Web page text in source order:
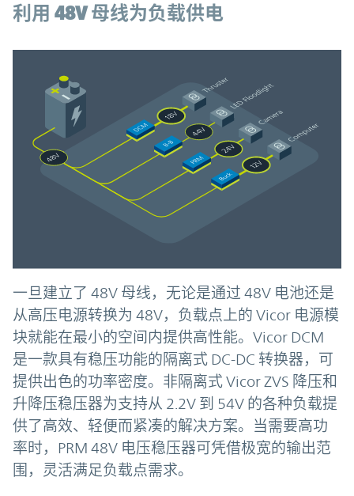
利用 48V 母线为负载供电
一旦建立了 48V 母线，无论是通过 48V 电池还是
从高压电源转换为 48V，负载点上的 Vicor 电源模
块就能在最小的空间内提供高性能。Vicor DCM
是一款具有稳压功能的隔离式 DC-DC 转换器，可
提供出色的功率密度。非隔离式 Vicor ZVS 降压和
升降压稳压器为支持从 2.2V 到 54V 的各种负载提
供了高效、轻便而紧凑的解决方案。当需要高功
率时，PRM 48V 电压稳压器可凭借极宽的输出范
围，灵活满足负载点需求。